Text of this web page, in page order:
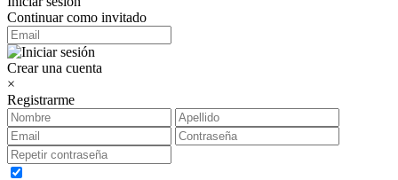
Continuar como invitado
Crear una cuenta
×
Registrarme